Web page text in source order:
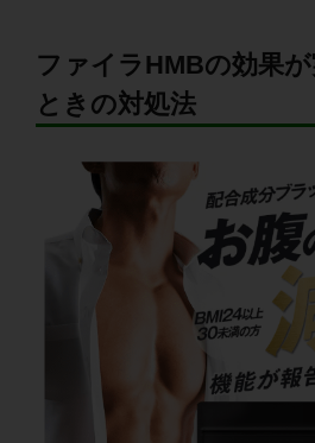
ファイラHMBの効果
ときの対処法